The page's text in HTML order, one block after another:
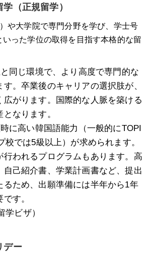
（正規留学）
や大学院で専門分野を学び、学士号
った学位の取得を目指す本格的な留
同じ環境で、より高度で専門的な
。卒業後のキャリアの選択肢が、
広がります。国際的な人脈を築ける
なります。
に高い韓国語能力（一般的にTOPI
校では5級以上）が求められます。
行われるプログラムもあります。高
自己紹介書、学業計画書など、提出
るため、出願準備には半年から1年
す。
学ビザ）
デー